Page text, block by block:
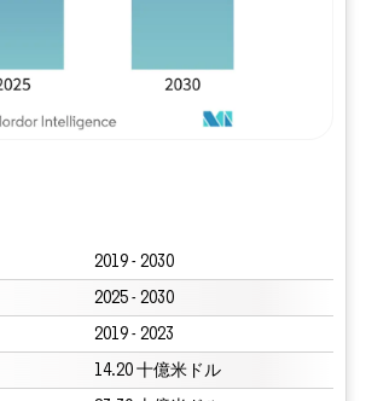
2019 - 2030
2025 - 2030
2019 - 2023
14.20 十億米ドル